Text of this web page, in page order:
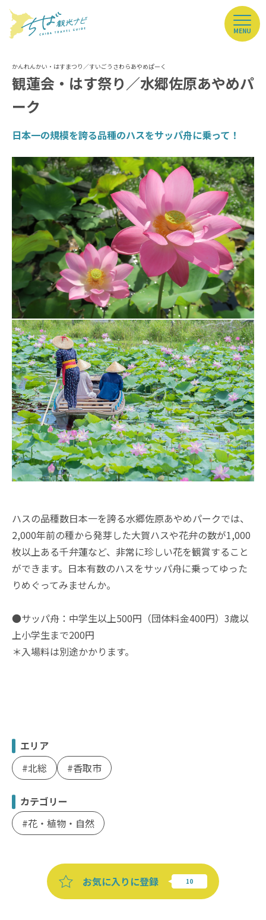
MENU
観蓮会・はす祭り／水郷佐原あやめパ
ーク
日本一の規模を誇る品種のハスをサッパ舟に乗って！
ハスの品種数日本一を誇る水郷佐原あやめパークでは、
2,000年前の種から発芽した大賀ハスや花弁の数が1,000
枚以上ある千弁蓮など、非常に珍しい花を観賞すること
ができます。日本有数のハスをサッパ舟に乗ってゆった
りめぐってみませんか。
●サッパ舟：中学生以上500円（団体料金400円）3歳以
上小学生まで200円
＊入場料は別途かかります。
エリア
北総
香取市
カテゴリー
花・植物・自然
お気に入りに登録